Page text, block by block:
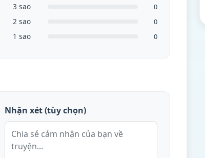
3 sao 0
2 sao 0
1 sao 0
Nhận xét (tùy chọn)